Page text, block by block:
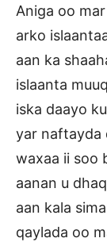
Aniga oo
arko
aan ka
islaanta
iska daayo
yar naftayda
waxaa ii soo
aanan u
aan kala
qaylada oo